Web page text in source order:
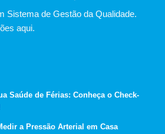
Sistema de Gestão da Qualidade.
aqui.
Saúde de Férias: Conheça o Check-
a Pressão Arterial em Casa